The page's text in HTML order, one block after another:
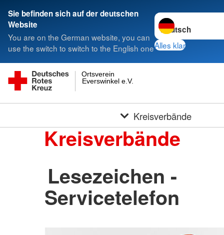
Sie befinden sich auf der deutschen
Website
You are on the German website, you can
use the switch to switch to the English one
Sprache wechseln
Alles klar
Everswinkel e.V.
Ortsverein
Kreisverbände
Kreisverbände
Lesezeichen -
Servicetelefon